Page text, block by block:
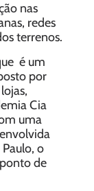
nas
redes
terrenos.
é um
por
Cia
uma
o
de